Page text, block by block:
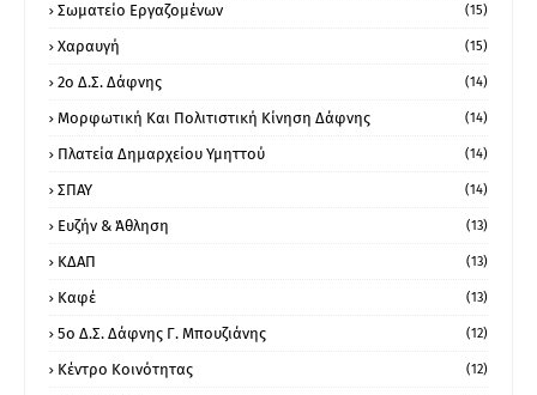
Σωματείο Εργαζομένων (15)
Χαραυγή (15)
2ο Δ.Σ. Δάφνης (14)
Μορφωτική Και Πολιτιστική Κίνηση Δάφνης (14)
Πλατεία Δημαρχείου Υμηττού (14)
ΣΠΑΥ (14)
Ευζήν & Άθληση (13)
ΚΔΑΠ (13)
Καφέ (13)
5ο Δ.Σ. Δάφνης Γ. Μπουζιάνης (12)
Κέντρο Κοινότητας (12)